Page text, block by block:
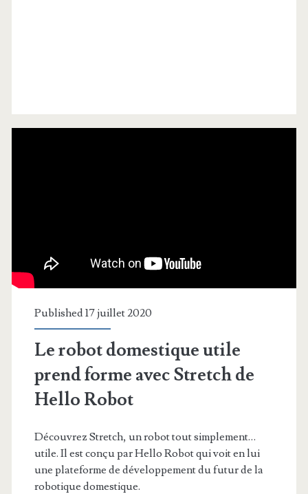
Published 17 juillet 2020
Le robot domestique utile
prend forme avec Stretch de
Hello Robot
Découvrez Stretch, un robot tout simplement…
utile. Il est conçu par Hello Robot qui voit en lui
une plateforme de développement du futur de la
robotique domestique.